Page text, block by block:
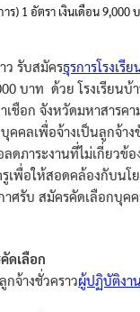
ค้าและการจัดส่ง​
าร) 1 อัตรา เงินเดือน 9,000
ว รับสมัครธุรการโรงเรี
บาท ด้วย โรงเรียนบ้
เชือก จังหวัดมหาสารคา
คคลเพื่อจ้างเป็นลูกจ้า
ลดภาระงานที่ไม่เกี่ยวข้
เพื่อให้สอดคล้องกับนโ
าศรับ สมัครคัดเลือกบุค
ดเลือก
งชั่วคราวผู้ปฏิบัติงาน